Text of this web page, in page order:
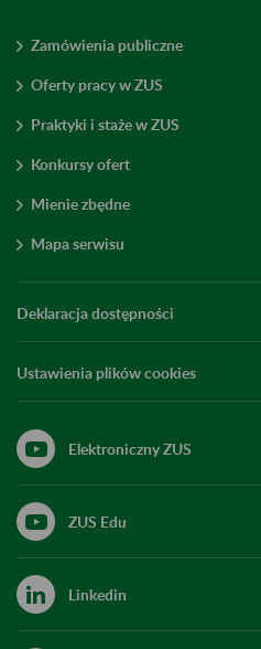
Zamówienia publiczne
Oferty pracy w ZUS
Praktyki i staże w ZUS
Konkursy ofert
Mienie zbędne
Mapa serwisu
Deklaracja dostępności
Ustawienia plików cookies
Elektroniczny ZUS
ZUS Edu
Linkedin